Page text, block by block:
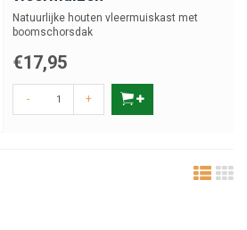
Natuurlijke houten vleermuiskast met
boomschorsdak
€17,95
- +